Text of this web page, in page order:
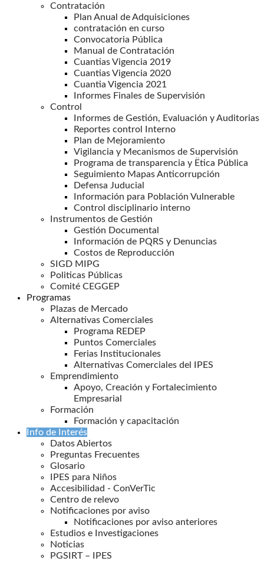
Contratación
Plan Anual de Adquisiciones
contratación en curso
Convocatoria Pública
Manual de Contratación
Cuantias Vigencia 2019
Cuantias Vigencia 2020
Cuantia Vigencia 2021
Informes Finales de Supervisión
Control
Informes de Gestión, Evaluación y Auditorias
Reportes control Interno
Plan de Mejoramiento
Vigilancia y Mecanismos de Supervisión
Programa de transparencia y Ëtica Pública
Seguimiento Mapas Anticorrupción
Defensa Juducial
Información para Población Vulnerable
Control disciplinario interno
Instrumentos de Gestión
Gestión Documental
Información de PQRS y Denuncias
Costos de Reproducción
SIGD MIPG
Politicas Públicas
Comité CEGGEP
Programas
Plazas de Mercado
Alternativas Comerciales
Programa REDEP
Puntos Comerciales
Ferias Institucionales
Alternativas Comerciales del IPES
Emprendimiento
Apoyo, Creación y Fortalecimiento
Empresarial
Formación
Formación y capacitación
Info de Interés
Datos Abiertos
Preguntas Frecuentes
Glosario
IPES para Niños
Accesibilidad - ConVerTic
Centro de relevo
Notificaciones por aviso
Notificaciones por aviso anteriores
Estudios e Investigaciones
Noticias
PGSIRT – IPES